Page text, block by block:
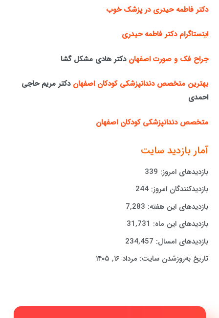
دکتر فاطمه حیدری در پزشک خوب
اینستاگرام دکتر فاطمه حیدری
جراح فک و صورت اصفهان دکتر هادی مشکل گشا
بهترین متخصص دندانپزشکی کودکان اصفهان دکتر مریم حاجی
احمدی
متخصص دندانپزشکی کودکان اصفهان
آمار بازدید سایت
بازدیدهای امروز: 339
بازدیدکنندگان امروز:244
بازدیدهای این هفته: 7,283
بازدیدهای این ماه: 31,731
بازدیدهای امسال: 234,457
تاریخ به‌روزشدن سایت: مرداد ۱۶, ۱۴۰۵